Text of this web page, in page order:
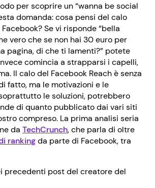
per scoprire un “wanna be social
domanda: cosa pensi del calo
Se vi risponde “bella
vero che se non hai 30 euro per
pagina, di che ti lamenti?” potete
comincia a strapparsi i capelli,
Il calo del Facebook Reach è senza
fatto, ma le motivazioni e le
le soluzioni, potrebbero
di quanto pubblicato dai vari siti
compreso. La prima analisi seria
da TechCrunch, che parla di oltre
rankingda parte di Facebook, tra
precedenti post del creatore del